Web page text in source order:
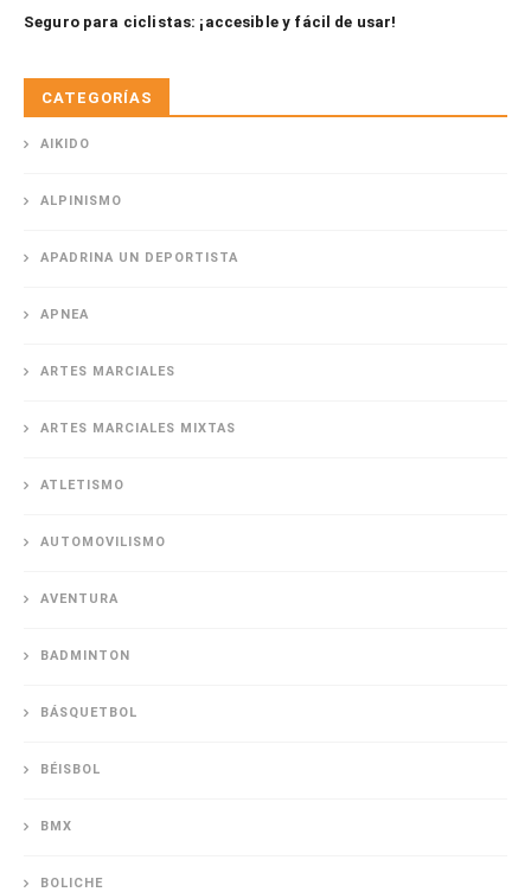
Seguro para ciclistas: ¡accesible y fácil de usar!
CATEGORÍAS
AIKIDO
ALPINISMO
APADRINA UN DEPORTISTA
APNEA
ARTES MARCIALES
ARTES MARCIALES MIXTAS
ATLETISMO
AUTOMOVILISMO
AVENTURA
BADMINTON
BÁSQUETBOL
BÉISBOL
BMX
BOLICHE